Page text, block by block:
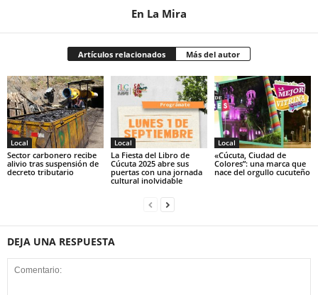
En La Mira
Artículos relacionados Más del autor
Local
Sector carbonero recibe
alivio tras suspensión de
decreto tributario
Local
La Fiesta del Libro de
Cúcuta 2025 abre sus
puertas con una jornada
cultural inolvidable
Local
«Cúcuta, Ciudad de
Colores”: una marca que
nace del orgullo cucuteño
DEJA UNA RESPUESTA